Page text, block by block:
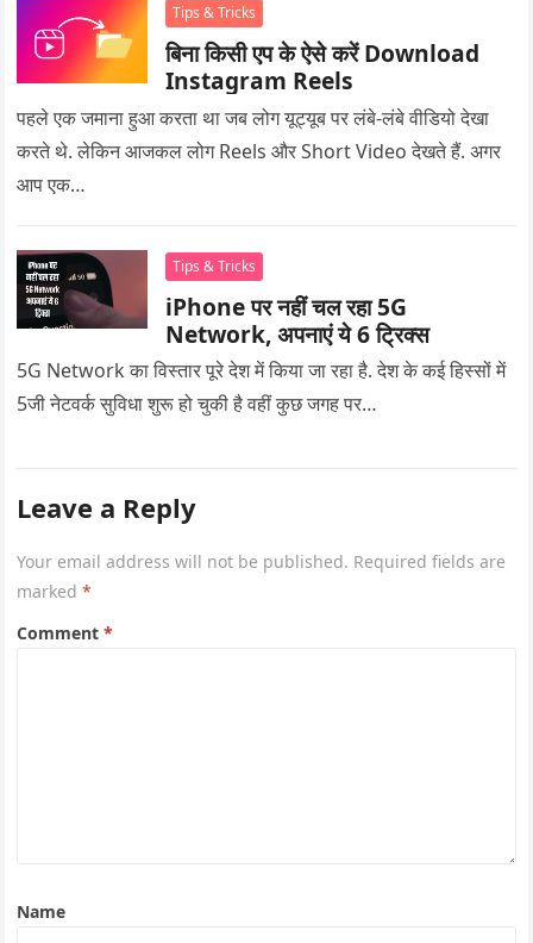
Tips & Tricks
बिना किसी एप के ऐसे करें Download
Instagram Reels
पहले एक जमाना हुआ करता था जब लोग यूट्यूब पर लंबे-लंबे वीडियो देखा
करते थे. लेकिन आजकल लोग Reels और Short Video देखते हैं. अगर
आप एक…
Tips & Tricks
iPhone पर नहीं चल रहा 5G
Network, अपनाएं ये 6 ट्रिक्स
5G Network का विस्तार पूरे देश में किया जा रहा है. देश के कई हिस्सों में
5जी नेटवर्क सुविधा शुरू हो चुकी है वहीं कुछ जगह पर…
Leave a Reply
Your email address will not be published. Required fields are
marked*
Comment*
Name